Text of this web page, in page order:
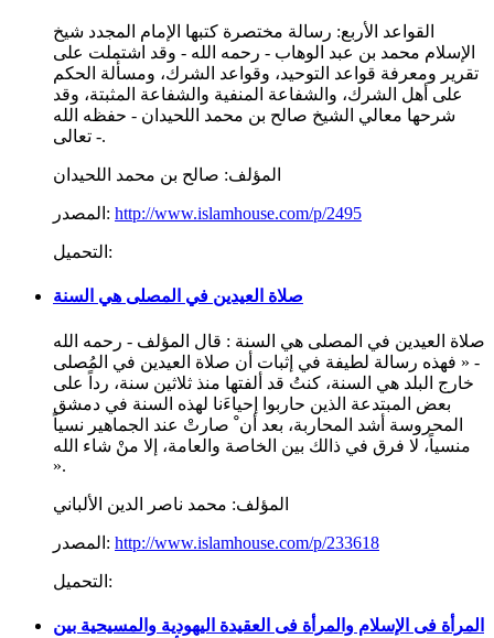
القواعد الأربع: رسالة مختصرة كتبها الإمام المجدد شيخ
الإسلام محمد بن عبد الوهاب - رحمه الله - وقد اشتملت على
تقرير ومعرفة قواعد التوحيد، وقواعد الشرك، ومسألة الحكم
على أهل الشرك، والشفاعة المنفية والشفاعة المثبتة، وقد
شرحها معالي الشيخ صالح بن محمد اللحيدان - حفظه الله
تعالى -.
المؤلف: صالح بن محمد اللحيدان
المصدر: http://www.islamhouse.com/p/2495
التحميل:
صلاة العيدين في المصلى هي السنة
صلاة العيدين في المصلى هي السنة : قال المؤلف - رحمه الله
- « فهذه رسالة لطيفة في إثبات أن صلاة العيدين في المُصلى
خارج البلد هي السنة، كنتُ قد ألفتها منذ ثلاثين سنة، رداً على
بعض المبتدعة الذين حاربوا إحياءَنا لهذه السنة في دمشق
المحروسة أشد المحاربة، بعد أن ْ صارتْ عند الجماهير نسياً
منسياً، لا فرق في ذالك بين الخاصة والعامة، إلا منْ شاء الله
».
المؤلف: محمد ناصر الدين الألباني
المصدر: http://www.islamhouse.com/p/233618
التحميل:
المرأة فى الإسلام والمرأة فى العقيدة اليهودية والمسيحية بين